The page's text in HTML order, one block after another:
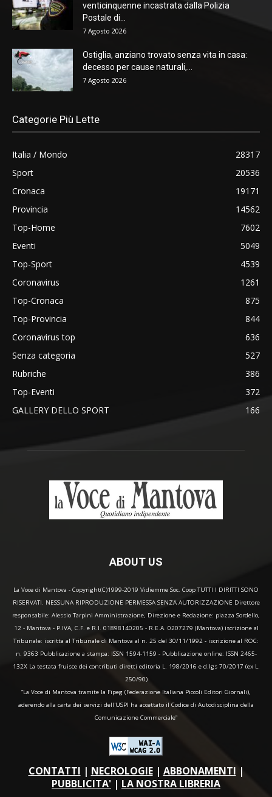
venticinquenne incastrata dalla Polizia
Postale di...
7 Agosto 2026
Ostiglia, anziano trovato senza vita in casa:
decesso per cause naturali,...
7 Agosto 2026
Categorie Più Lette
Italia / Mondo
28317
Sport
20536
Cronaca
19171
Provincia
14562
Top-Home
7602
Eventi
5049
Top-Sport
4539
Coronavirus
1261
Top-Cronaca
875
Top-Provincia
844
Coronavirus top
636
Senza categoria
527
Rubriche
386
Top-Eventi
372
GALLERY DELLO SPORT
166
ABOUT US
La Voce di Mantova - Copyright(C)1999-2019 Vidiemme Soc. Coop TUTTI I DIRITTI SONO
RISERVATI. NESSUNA RIPRODUZIONE PERMESSA SENZA AUTORIZZAZIONE Direttore
responsabile: Alessio Tarpini Amministrazione, Direzione e Redazione: piazza Sordello,
12 - Mantova - P.IVA, C.F. e R.I. 01898140205 - R.E.A. 0207279 (Mantova) iscrizione al
Tribunale: iscritta al Tribunale di Mantova al n. 25 del 30/11/1992 - iscrizione al ROC:
n. 9363 Pubblicazione a stampa: ISSN 1594-1159 - Pubblicazione online: ISSN 2465-
132X La testata fruisce dei contributi diretti editoria L. 198/2016 e d.lgs 70/2017 (ex L.
250/90)
“La Voce di Mantova tramite la Fipeg (Federazione Italiana Piccoli Editori Giornali),
aderendo alla carta dei servizi dell'USPI ha accettato il Codice di Autodisciplina della
Comunicazione Commerciale"
CONTATTI | NECROLOGIE| ABBONAMENTI |
PUBBLICITA' | LA NOSTRA LIBRERIA